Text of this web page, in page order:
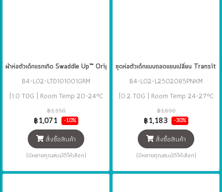
ผ้าห่อตัวเด็กแรกเกิด Swaddle Up™ Original Cotton 1.0 TOG แบรนด์ Love To
B4-L02-LTD101001GRM
[1.0 TOG ] Room Temp 20-24°C
฿1,190
฿1,071 -10%
สั่งซื้อสินค้า
(มีหลายคุณสมบัติให้เลือก)
ชุดห่อตัวเด็กแบบถอดแขนเปลี่ยน
B4-L02-L2502085PNKM
[0.2 TOG ] Room Temp 24-27°C
฿1,690
฿1,183 -30%
สั่งซื้อสินค้า
(มีหลายคุณสมบัติให้เลือก)